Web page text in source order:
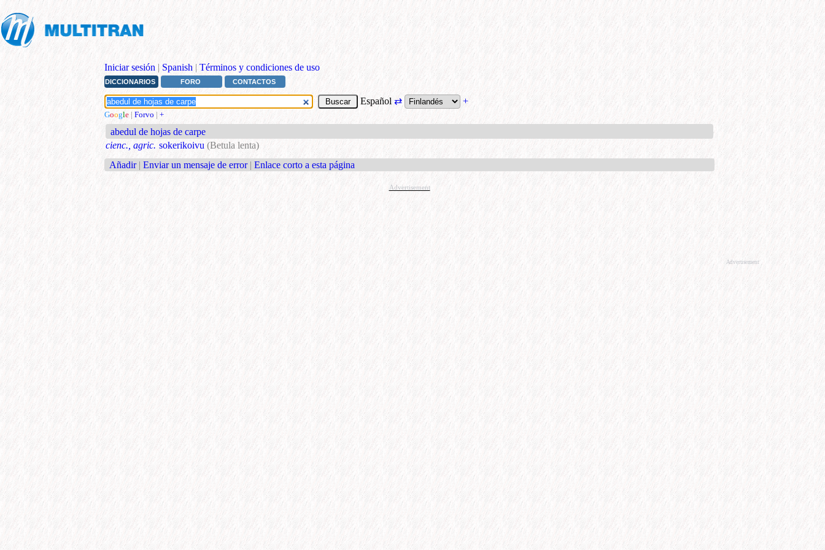
Iniciar sesión | Spanish | Términos y condiciones de uso
DICCIONARIOS FORO CONTACTOS
Español ⇄ +
Google | Forvo | +
abedul de hojas de carpe
cienc., agric. sokerikoivu (Betula lenta)
Añadir | Enviar un mensaje de error | Enlace corto a esta página
Advertisement
Advertisement